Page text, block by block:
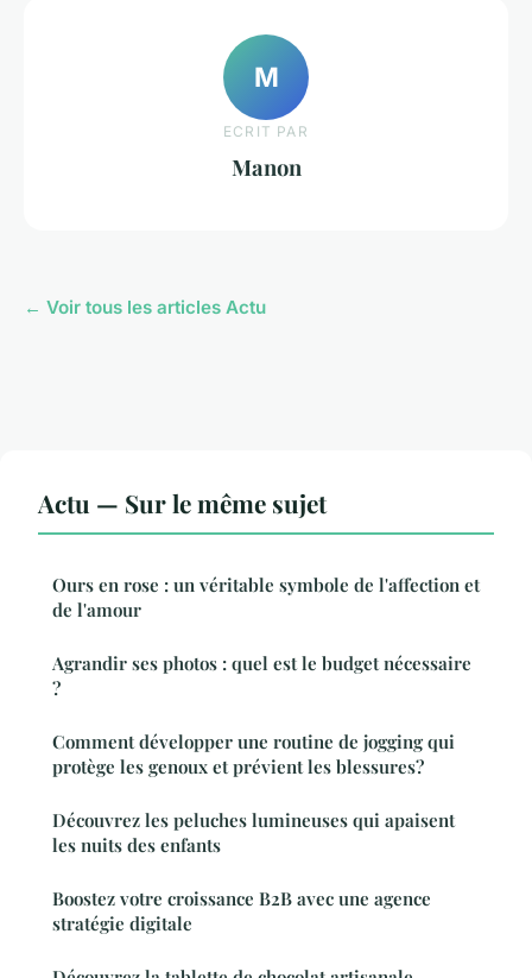
M
ECRIT PAR
Manon
← Voir tous les articles Actu
Actu — Sur le même sujet
Ours en rose : un véritable symbole de l'affection et
de l'amour
Agrandir ses photos : quel est le budget nécessaire
?
Comment développer une routine de jogging qui
protège les genoux et prévient les blessures?
Découvrez les peluches lumineuses qui apaisent
les nuits des enfants
Boostez votre croissance B2B avec une agence
stratégie digitale